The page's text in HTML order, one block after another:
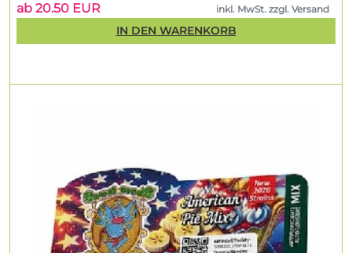
ab 20.50 EUR inkl. MwSt. zzgl. Versand
IN DEN WARENKORB